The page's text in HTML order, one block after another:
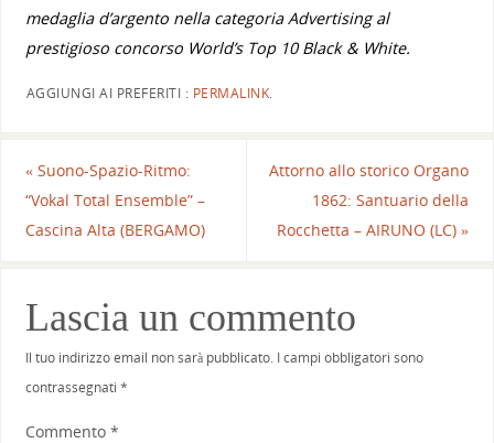
medaglia d’argento nella categoria Advertising al
prestigioso concorso World’s Top 10 Black & White.
AGGIUNGI AI PREFERITI : PERMALINK.
«Suono-Spazio-Ritmo:
“Vokal Total Ensemble” –
Cascina Alta (BERGAMO)
Attorno allo storico Organo
1862: Santuario della
Rocchetta – AIRUNO (LC)»
Lascia un commento
Il tuo indirizzo email non sarà pubblicato. I campi obbligatori sono
contrassegnati *
Commento *